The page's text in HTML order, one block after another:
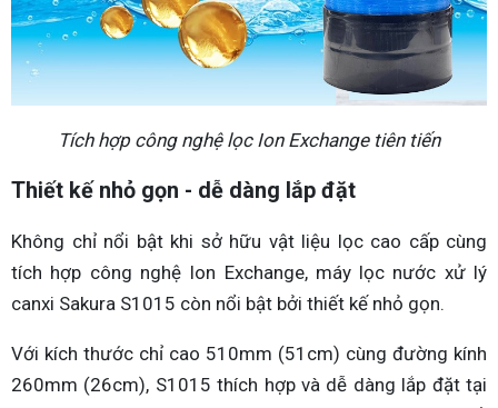
Tích hợp công nghệ lọc Ion Exchange tiên tiến
Thiết kế nhỏ gọn - dễ dàng lắp đặt
Không chỉ nổi bật khi sở hữu vật liệu lọc cao cấp cùng
tích hợp công nghệ Ion Exchange, máy lọc nước xử lý
canxi Sakura S1015 còn nổi bật bởi thiết kế nhỏ gọn.
Với kích thước chỉ cao 510mm (51cm) cùng đường kính
260mm (26cm), S1015 thích hợp và dễ dàng lắp đặt tại